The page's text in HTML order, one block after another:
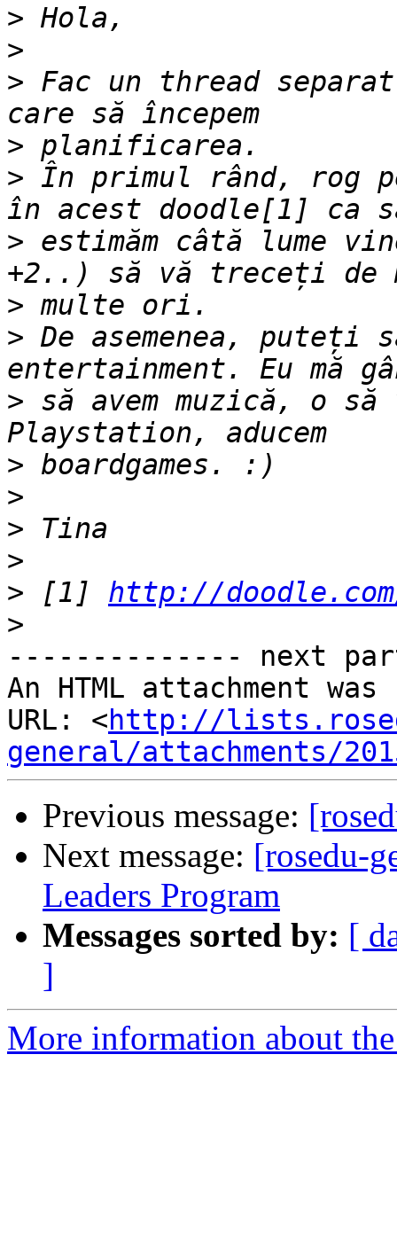
>
>
> Fac un thread
>
> În primul rând, rog
> estimăm câtă lume
>
> De asemenea, puteți
> să avem muzică, o să
>
>
>
>
> [1] http://
>
-------------- next
An HTML attachment
URL: <http://
general/attachments/
Previous message:
Next message: [rosedu-
Leaders Program
Messages sorted by: [
]
More information about